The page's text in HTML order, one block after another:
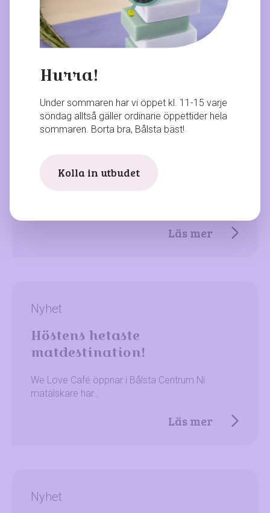
Hurra!
Under sommaren har vi öppet kl. 11-15 varje
söndag alltså gäller ordinarie öppettider hela
sommaren. Borta bra, Bålsta bäst!
Kolla in utbudet
Nyhet
Julen i Bålsta
fullspäckat program som…
Läs mer
Läs mer
Nyhet
Höstens hetaste
matdestination!
We Love Café öppnar i Bålsta Centrum Ni
matälskare har…
Läs mer
Nyhet